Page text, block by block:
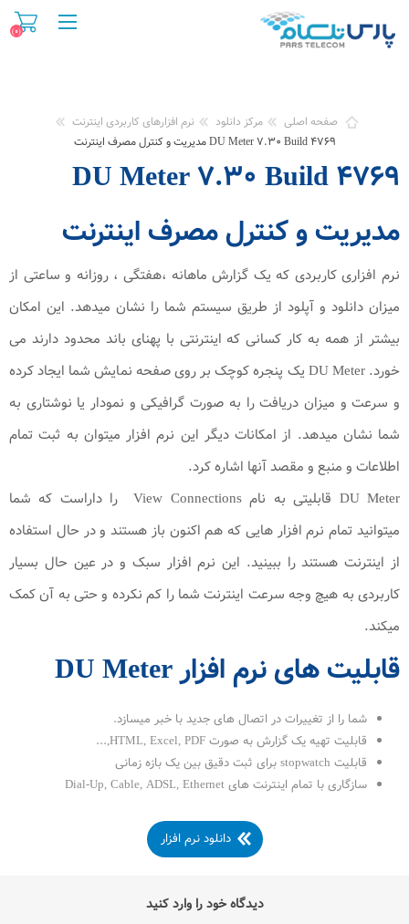
(۰)
صفحه اصلی مرکز دانلود
نرم افزارهای کاربردی اینترنت
DU Meter ۷.۳۰ Build ۴۷۶۹ مدیریت و کنترل مصرف اینترنت
DU Meter ۷.۳۰ Build ۴۷۶۹
مدیریت و کنترل مصرف اینترنت
نرم افزاری کاربردی که یک گزارش ماهانه ،هفتگی ، روزانه و ساعتی از
میزان دانلود و آپلود از طریق سیستم شما را نشان میدهد. این امکان
بیشتر از همه به کار کسانی که اینترنتی با پهنای باند محدود دارند می
خورد. DU Meter یک پنجره کوچک بر روی صفحه نمایش شما ایجاد کرده
و سرعت و میزان دریافت را به صورت گرافیکی و نمودار یا نوشتاری به
شما نشان میدهد. از امکانات دیگر این نرم افزار میتوان به ثبت تمام
اطلاعات و منبع و مقصد آنها اشاره کرد.
DU Meter قابلیتی به نام View Connections را داراست که شما
میتوانید تمام نرم افزار هایی که هم اکنون باز هستند و در حال استفاده
از اینترنت هستند را ببینید. این نرم افزار سبک و در عین حال بسیار
کاربردی به هیچ وجه سرعت اینترنت شما را کم نکرده و حتی به آن کمک
میکند.
قابلیت های نرم افزار DU Meter
شما را از تغییرات در اتصال های جدید با خبر میسازد.
قابلیت تهیه یک گزارش به صورت HTML, Excel, PDF,...
قابلیت stopwatch برای ثبت دقیق بین یک بازه زمانی
سازگاری با تمام اینترنت های Dial-Up, Cable, ADSL, Ethernet
دانلود نرم افزار
دیدگاه خود را وارد کنید